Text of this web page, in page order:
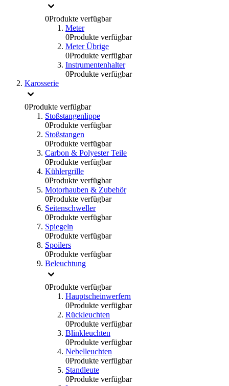
0Produkte verfügbar
Meter
0Produkte verfügbar
Meter Übrige
0Produkte verfügbar
Instrumentenhalter
0Produkte verfügbar
Karosserie
0Produkte verfügbar
Stoßstangenlippe
0Produkte verfügbar
Stoßstangen
0Produkte verfügbar
Carbon & Polyester Teile
0Produkte verfügbar
Kühlergrille
0Produkte verfügbar
Motorhauben & Zubehör
0Produkte verfügbar
Seitenschweller
0Produkte verfügbar
Spiegeln
0Produkte verfügbar
Spoilers
0Produkte verfügbar
Beleuchtung
0Produkte verfügbar
Hauptscheinwerfern
0Produkte verfügbar
Rückleuchten
0Produkte verfügbar
Blinkleuchten
0Produkte verfügbar
Nebelleuchten
0Produkte verfügbar
Standleute
0Produkte verfügbar